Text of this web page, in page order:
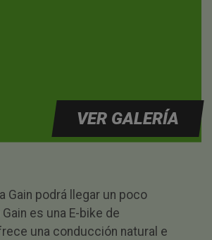
Gain podrá llegar un poco
es una E-bike de
una conducción natural e
VER GALERÍA